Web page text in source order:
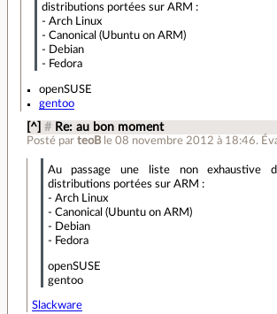
distributions portées sur ARM :
- Arch Linux
- Canonical (Ubuntu on ARM)
- Debian
- Fedora
openSUSE
gentoo
[^] # Re: au bon moment
Posté par teoB le 08 novembre 2012 à 18:46.
Au passage une liste non exhaustive
distributions portées sur ARM :
- Arch Linux
- Canonical (Ubuntu on ARM)
- Debian
- Fedora
openSUSE
gentoo
Slackware